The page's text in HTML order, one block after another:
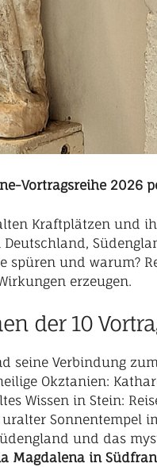
Vortragsreihe 2026
Kraftplätzen und
spüren und warum?
erzeugen.
der 10
seine Verbindung
Okztanien:
Wissen in Stein:
Sonnentempel
und das
Magdalena in